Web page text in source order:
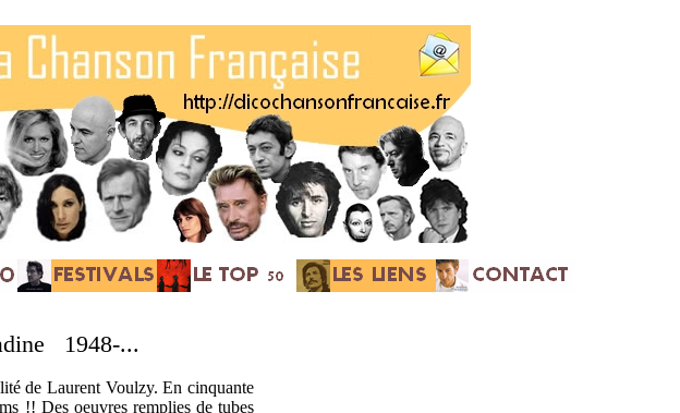
1948-...
de Laurent Voulzy. En cinquante
!! Des oeuvres remplies de tubes